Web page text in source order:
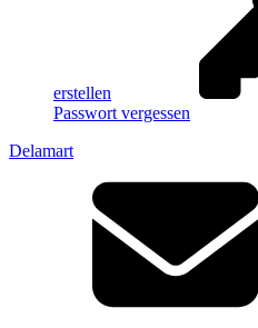
erstellen
Passwort vergessen
Delamart